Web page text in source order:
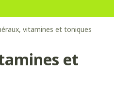
vitamines et toniques
et